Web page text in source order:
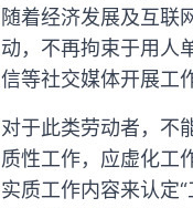
随着经济发展及互联
动，不再拘束于用人
信等社交媒体开展工
对于此类劳动者，不
质性工作，应虚化工
实质工作内容来认定